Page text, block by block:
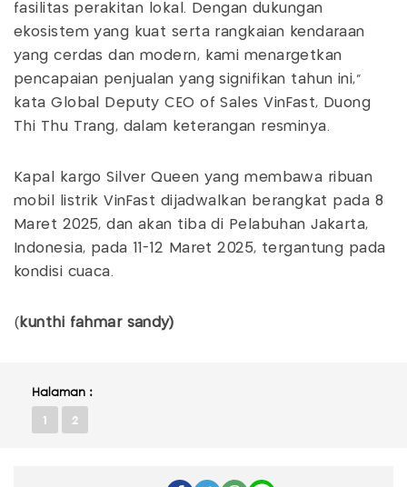
fasilitas perakitan lokal. Dengan dukungan
ekosistem yang kuat serta rangkaian kendaraan
yang cerdas dan modern, kami menargetkan
pencapaian penjualan yang signifikan tahun ini,"
kata Global Deputy CEO of Sales VinFast, Duong
Thi Thu Trang, dalam keterangan resminya.
Kapal kargo Silver Queen yang membawa ribuan
mobil listrik VinFast dijadwalkan berangkat pada 8
Maret 2025, dan akan tiba di Pelabuhan Jakarta,
Indonesia, pada 11-12 Maret 2025, tergantung pada
kondisi cuaca.
( kunthi fahmar sandy)
Halaman :
1 2